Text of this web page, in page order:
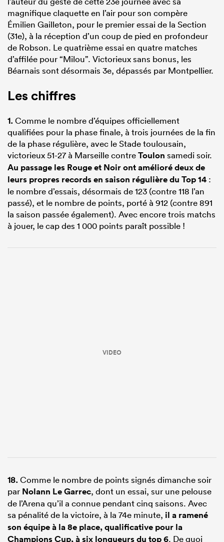
magnifique claquette en l’air pour son compère
Émilien Gailleton, pour le premier essai de la Section
(31e), à la réception d’un coup de pied en profondeur
de Robson. Le quatrième essai en quatre matches
d’affilée pour “Milou”. Victorieux sans bonus, les
Béarnais sont désormais 3e, dépassés par Montpellier.
Les chiffres
1.Comme le nombre d’équipes officiellement
qualifiées pour la phase finale, à trois journées de la fin
de la phase régulière, avec le Stade toulousain,
victorieux 51-27 à Marseille contreToulon samedi soir.
Au passage les Rouge et Noir ont amélioré deux de
leurs propres records en saison régulière du Top 14 :
le nombre d’essais, désormais de 123 (contre 118 l’an
passé), et le nombre de points, porté à 912 (contre 891
la saison passée également). Avec encore trois matchs
à jouer, le cap des 1 000 points paraît possible !
VIDEO
18.Comme le nombre de points signés dimanche soir
par Nolann Le Garrec, dont un essai, sur une pelouse
de l’Arena qu’il a connue pendant cinq saisons. Avec
sa pénalité de la victoire, à la 74e minute, il a ramené
son équipe à la 8e place, qualificative pour la
Champions Cup, à six longueurs du top 6. De quoi